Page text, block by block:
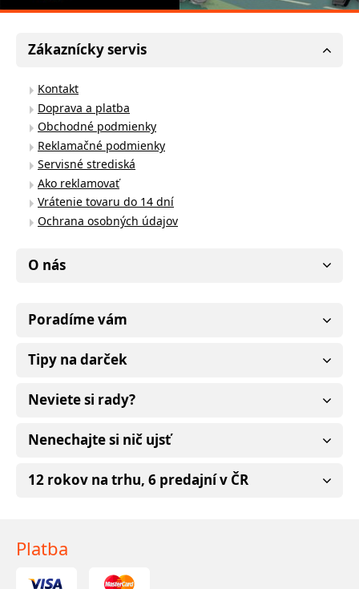
Zákaznícky servis
Kontakt
Doprava a platba
Obchodné podmienky
Reklamačné podmienky
Servisné strediská
Ako reklamovať
Vrátenie tovaru do 14 dní
Ochrana osobných údajov
O nás
Poradíme vám
Tipy na darček
Neviete si rady?
Nenechajte si nič ujsť
12 rokov na trhu, 6 predajní v ČR
Platba